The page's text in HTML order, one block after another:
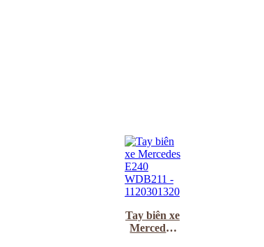
Tay biên xe
Mercedes